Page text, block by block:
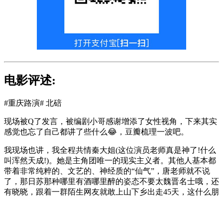
电影评述:
#重庆路演# 北碚
现场被Q了发言，被编剧小哥感谢增添了女性视角，下来其实
感觉也忘了自己都讲了些什么😂，豆瓣梳理一波吧。
我现场也讲，我全程共情秦大姐(这位演员老师真是神了!什么
叫浑然天成!)。她是主角团唯一的现实主义者。其他人基本都
带着非常纯粹的、文艺的、神经质的“仙气”，唐老师就不说
了，那日苏那种哪里有酒哪里醉的姿态不要太魏晋名士哦，还
有晓晓，跟着一群陌生网友就敢上山下乡出走45天，这什么朋